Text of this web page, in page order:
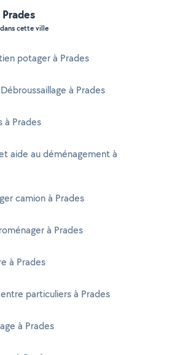
cette ville
potager à Prades
à Prades
à Prades
aide au déménagement à
camion à Prades
à Prades
à Prades
particuliers à Prades
à Prades